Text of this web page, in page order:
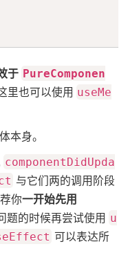
于 PureComponen
里也可以使用 useMe
本身。
componentDidUpda
与它们两的调用阶段
你一开始先用
题的时候再尝试使用 u
可以表达所